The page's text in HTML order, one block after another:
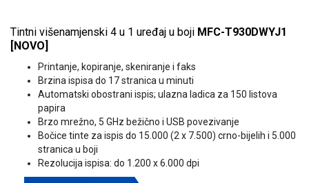
Tintni višenamjenski 4 u 1 uređaj u boji MFC-T930DWYJ1
[NOVO]
Printanje, kopiranje, skeniranje i faks
Brzina ispisa do 17 stranica u minuti
Automatski obostrani ispis; ulazna ladica za 150 listova
papira
Brzo mrežno, 5 GHz bežično i USB povezivanje
Bočice tinte za ispis do 15.000 (2 x 7.500) crno-bijelih i 5.000
stranica u boji
Rezolucija ispisa: do 1.200 x 6.000 dpi